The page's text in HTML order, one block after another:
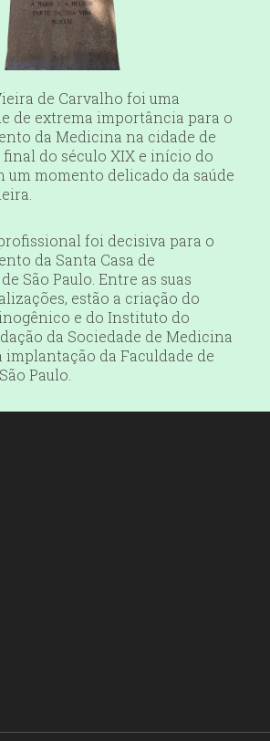
de Carvalho foi uma
de extrema importância para o
da Medicina na cidade de
final do século XIX e início do
um momento delicado da saúde
foi decisiva para o
da Santa Casa de
São Paulo. Entre as suas
estão a criação do
e do Instituto do
da Sociedade de Medicina
implantação da Faculdade de
Paulo.